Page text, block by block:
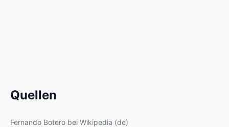
Quellen
Fernando Botero bei Wikipedia (de)